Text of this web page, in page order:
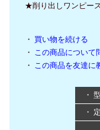
★削り出しワンピー
・ 買い物を続ける
・ この商品について
・ この商品を友達に
・
・